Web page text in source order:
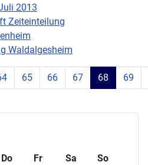
2013
Zeiteinteilung
Waldalgesheim
Seite 68 von 71
65 66 67 68 69
Do Fr Sa
So